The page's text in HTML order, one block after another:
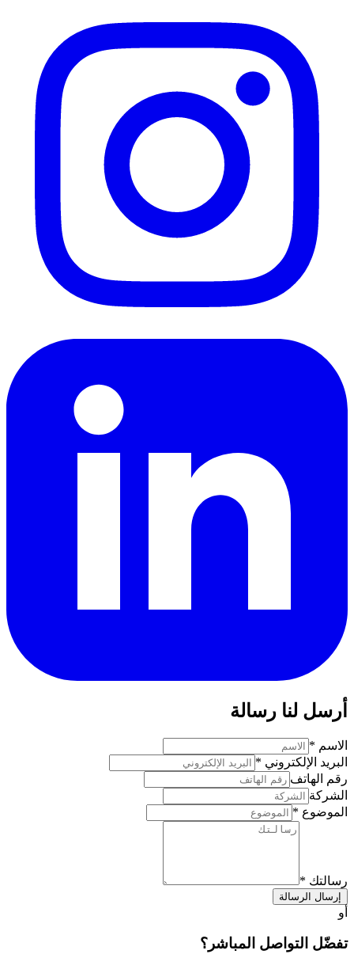
أرسل لنا رسالة
الاسم *
البريد الإلكتروني *
رقم الهاتف
الشركة
الموضوع *
رسالتك *
إرسال الرسالة
أو
تفضّل التواصل المباشر؟